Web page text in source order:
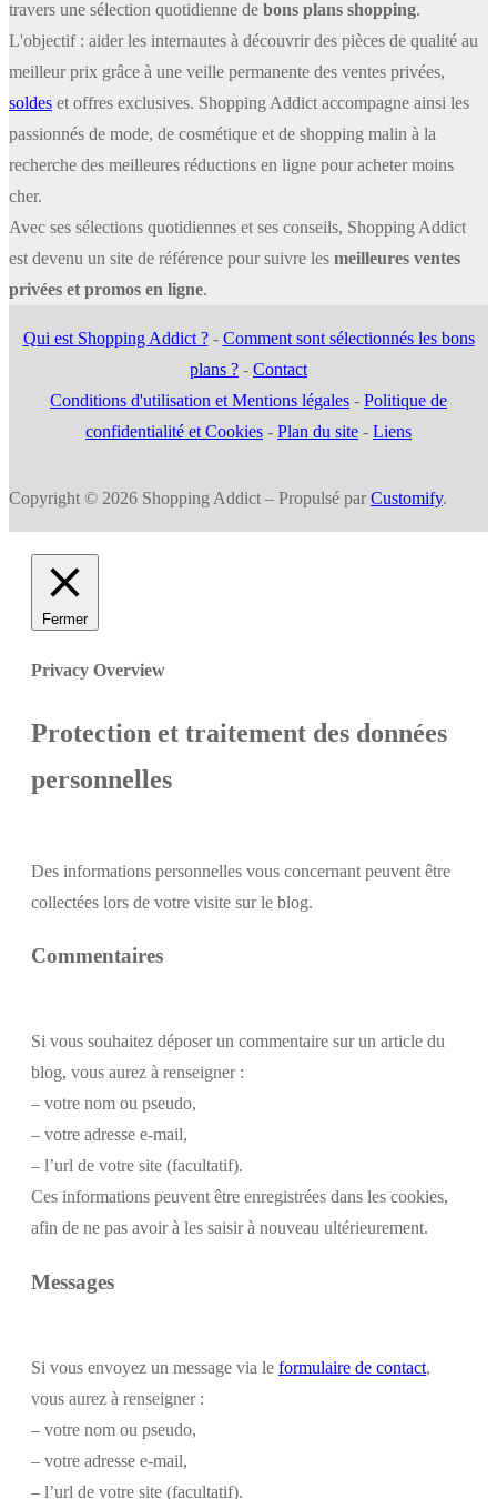
travers une sélection quotidienne de bons plans shopping.
L'objectif : aider les internautes à découvrir des pièces de qualité au
meilleur prix grâce à une veille permanente des ventes privées,
soldes et offres exclusives. Shopping Addict accompagne ainsi les
passionnés de mode, de cosmétique et de shopping malin à la
recherche des meilleures réductions en ligne pour acheter moins
cher.
Avec ses sélections quotidiennes et ses conseils, Shopping Addict
est devenu un site de référence pour suivre les meilleures ventes
privées et promos en ligne.
Qui est Shopping Addict ?- Comment sont sélectionnés les bons
plans ? - Contact
Conditions d'utilisation et Mentions légales - Politique de
confidentialité et Cookies - Plan du site - Liens
Copyright © 2026 Shopping Addict – Propulsé par Customify.
Fermer
Privacy Overview
Protection et traitement des données
personnelles
Des informations personnelles vous concernant peuvent être
collectées lors de votre visite sur le blog.
Commentaires
Si vous souhaitez déposer un commentaire sur un article du
blog, vous aurez à renseigner :
– votre nom ou pseudo,
– votre adresse e-mail,
– l’url de votre site (facultatif).
Ces informations peuvent être enregistrées dans les cookies,
afin de ne pas avoir à les saisir à nouveau ultérieurement.
Messages
Si vous envoyez un message via le formulaire de contact,
vous aurez à renseigner :
– votre nom ou pseudo,
– votre adresse e-mail,
– l’url de votre site (facultatif).